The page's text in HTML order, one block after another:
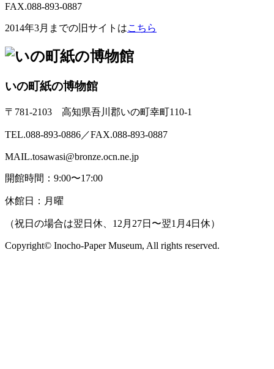
FAX.088-893-0887
2014年3月までの旧サイトはこちら
いの町紙の博物館
〒781-2103 高知県吾川郡いの町幸町110-1
TEL.088-893-0886／FAX.088-893-0887
MAIL.tosawasi@bronze.ocn.ne.jp
開館時間：9:00〜17:00
休館日：月曜
（祝日の場合は翌日休、12月27日〜翌1月4日休）
Copyright© Inocho-Paper Museum, All rights reserved.